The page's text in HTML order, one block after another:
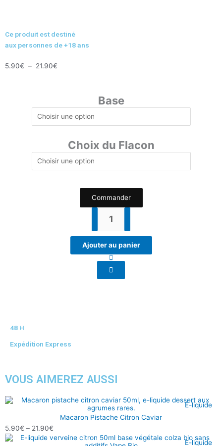
Ce produit est destiné
aux personnes de +18 ans
5.90€ – 21.90€
à
21.90€
Base
Choix du Flacon
de
Le
Ajouter au panier
Commander
48 H
Expédition Express
VOUS AIMEREZ AUSSI
E-liquide
Macaron Pistache Citron Caviar
5.90€ – 21.90€
Plage
5.90€
E-liquide
Plage